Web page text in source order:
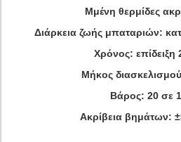
Μμένη θερμίδες
Διάρκεια ζωής μπαταριών:
Χρόνος:
Μήκος
Βάρος: 20 σε
Ακρίβεια βημάτων: